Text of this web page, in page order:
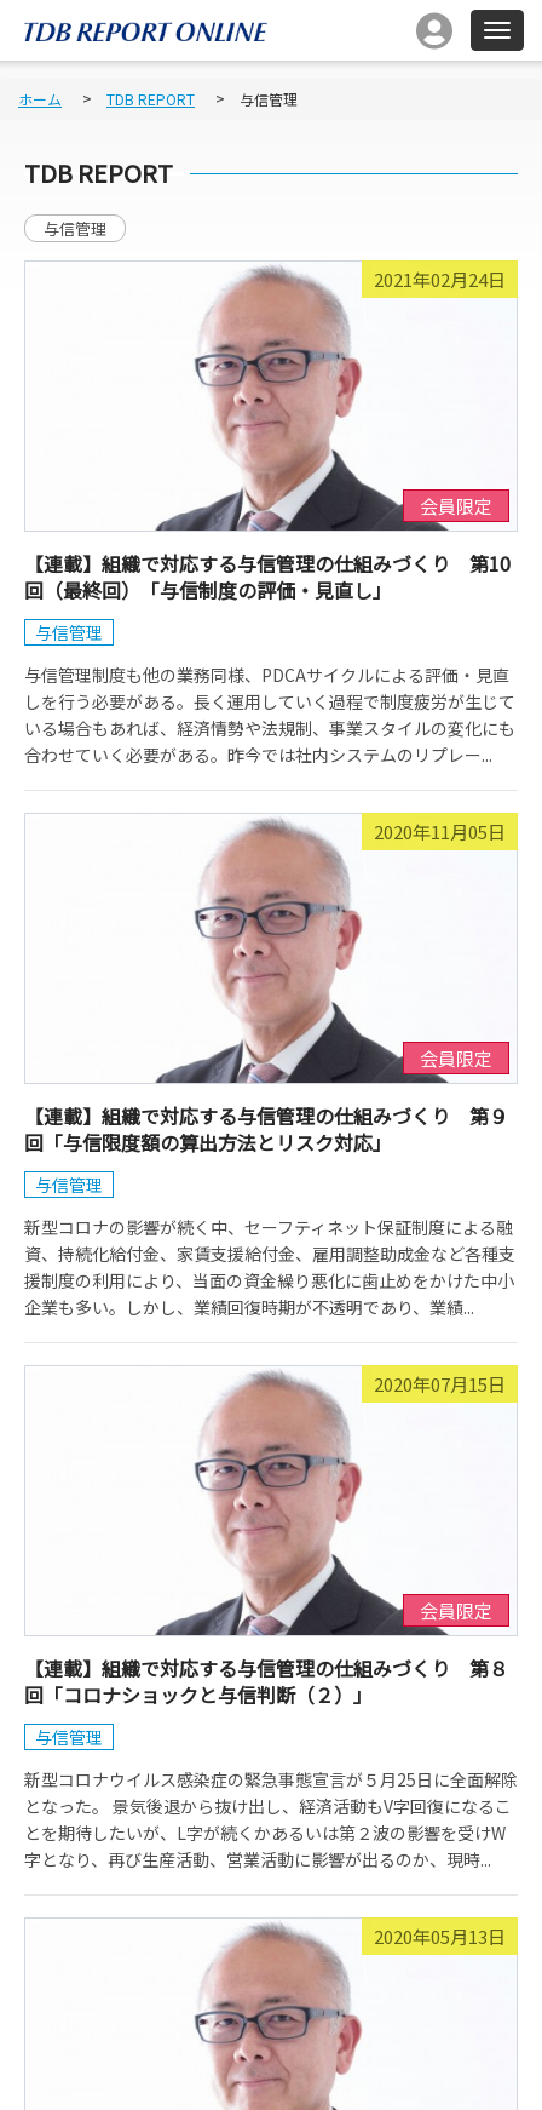
ホーム TDB REPORT 与信管理
TDB REPORT
与信管理
2021年02月24日
会員限定
【連載】組織で対応する与信管理の仕組みづくり 第10
回（最終回）「与信制度の評価・見直し」
与信管理
与信管理制度も他の業務同様、PDCAサイクルによる評価・見直
しを行う必要がある。長く運用していく過程で制度疲労が生じて
いる場合もあれば、経済情勢や法規制、事業スタイルの変化にも
合わせていく必要がある。昨今では社内システムのリプレー...
2020年11月05日
会員限定
【連載】組織で対応する与信管理の仕組みづくり 第９
回「与信限度額の算出方法とリスク対応」
与信管理
新型コロナの影響が続く中、セーフティネット保証制度による融
資、持続化給付金、家賃支援給付金、雇用調整助成金など各種支
援制度の利用により、当面の資金繰り悪化に歯止めをかけた中小
企業も多い。しかし、業績回復時期が不透明であり、業績...
2020年07月15日
会員限定
【連載】組織で対応する与信管理の仕組みづくり 第８
回「コロナショックと与信判断（２）」
与信管理
新型コロナウイルス感染症の緊急事態宣言が５月25日に全面解除
となった。 景気後退から抜け出し、経済活動もV字回復になるこ
とを期待したいが、L字が続くかあるいは第２波の影響を受けW
字となり、再び生産活動、営業活動に影響が出るのか、現時...
2020年05月13日